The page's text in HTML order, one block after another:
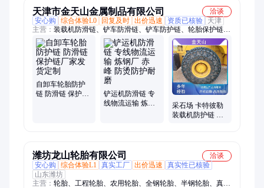
天津市金天山金属制品有限公司
洽谈
安心购
综合体验L0 回复及时 出价迅速 资质已核验
天津
主营： 装载机防滑链、铲车防滑链、铲车防护链、轮胎保护链、
轮胎防护链、装载机防护链、铲运机保护链、铲运机防滑链、铲
运机防护链
自卸车轮胎防护
链 防滑链 保护链
铲运机防滑链 专
线物流运输 炼钢
采石场 卡特彼勒
装载机防护链 可
潍坊龙山轮胎有限公司
洽谈
安心购
综合体验L1 真实工厂 出价迅速
真实性已核验
山东潍坊
主营： 轮胎、工程轮胎、农用轮胎、全钢轮胎、半钢轮胎、真空